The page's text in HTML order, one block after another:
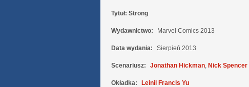
Tytuł: Strong
Wydawnictwo: Marvel Comics 2013
Data wydania: Sierpień 2013
Scenariusz: Jonathan Hickman, Nick Spencer
Okładka: Leinil Francis Yu